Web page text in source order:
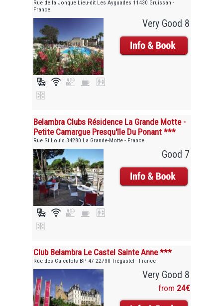
Rue de la Jonque Lieu-dit Les Ayguades 11430 Gruissan -
France
Very Good 8
Belambra Clubs Résidence La Grande Motte -
Petite Camargue Presqu'île Du Ponant ***
Rue St Louis 34280 La Grande-Motte - France
Good 7
Club Belambra Le Castel Sainte Anne ***
Rue des Calculots BP 47 22730 Trégastel - France
Very Good 8
from 24€